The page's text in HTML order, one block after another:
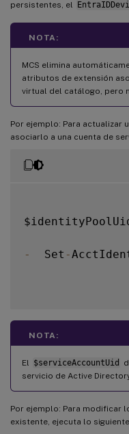
persistentes, el
NOTA:
MCS elimina
atributos de extensión
virtual del catálogo, pero
Por ejemplo: Para actualizar
asociarlo a una cuenta de
-
  Set
-
NOTA:
El $serviceAccountUid
servicio de Active
Por ejemplo: Para modificar
existente, ejecuta lo